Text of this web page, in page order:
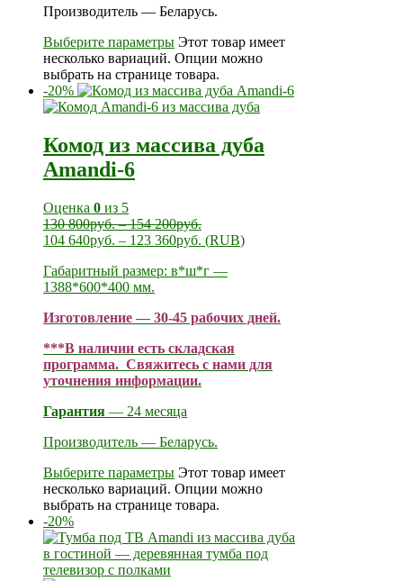
Производитель — Беларусь.
Выберите параметры Этот товар имеет
несколько вариаций. Опции можно
выбрать на странице товара.
-20%
Комод из массива дуба
Amandi-6
Оценка 0 из 5
130 800руб.–154 200руб.
104 640руб. – 123 360руб. (RUB)
Габаритный размер: в*ш*г —
1388*600*400 мм.
Изготовление — 30-45 рабочих дней.
***В наличии есть складская
программа. Свяжитесь с нами для
уточнения информации.
Гарантия — 24 месяца
Производитель — Беларусь.
Выберите параметры Этот товар имеет
несколько вариаций. Опции можно
выбрать на странице товара.
-20%